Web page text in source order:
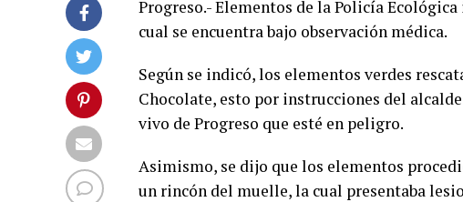
Progreso.- Elementos de la Policía
cual se encuentra bajo observación médica.
Según se indicó, los elementos verdes
Chocolate, esto por instrucciones del
vivo de Progreso que esté en peligro.
Asimismo, se dijo que los elementos
un rincón del muelle, la cual presentaba